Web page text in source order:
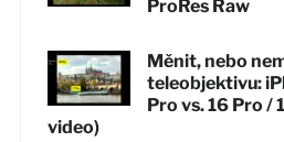
ProRes Raw
Měnit, nebo
teleobjektivu:
Pro vs. 16 Pro /
video)